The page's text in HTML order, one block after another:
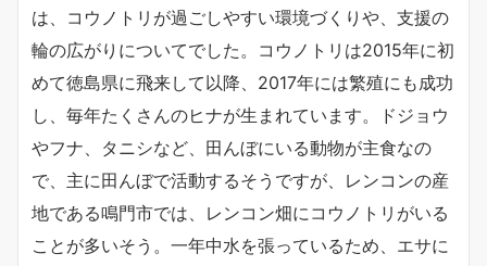
は、コウノトリが過ごしやすい環境づくりや、支援の
輪の広がりについてでした。コウノトリは2015年に初
めて徳島県に飛来して以降、2017年には繁殖にも成功
し、毎年たくさんのヒナが生まれています。ドジョウ
やフナ、タニシなど、田んぼにいる動物が主食なの
で、主に田んぼで活動するそうですが、レンコンの産
地である鳴門市では、レンコン畑にコウノトリがいる
ことが多いそう。一年中水を張っているため、エサに